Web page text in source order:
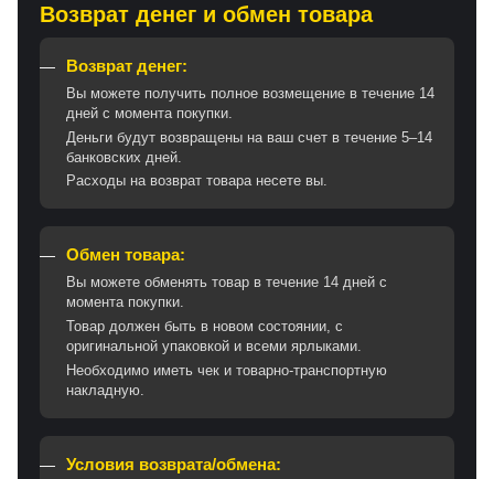
Возврат денег и обмен товара
Возврат денег:
Вы можете получить полное возмещение в течение 14
дней с момента покупки.
Деньги будут возвращены на ваш счет в течение 5–14
банковских дней.
Расходы на возврат товара несете вы.
Обмен товара:
Вы можете обменять товар в течение 14 дней с
момента покупки.
Товар должен быть в новом состоянии, с
оригинальной упаковкой и всеми ярлыками.
Необходимо иметь чек и товарно-транспортную
накладную.
Условия возврата/обмена: